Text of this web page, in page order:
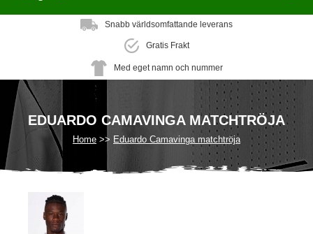
Snabb världsomfattande leverans
Gratis Frakt
Med eget namn och nummer
EDUARDO CAMAVINGA MATCHTRÖJA
Home Eduardo Camavinga matchtröja